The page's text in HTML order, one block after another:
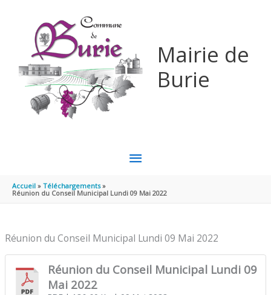
Mairie de
Burie
MENU
PRINCIPAL
Accueil
Téléchargements
Réunion du Conseil Municipal Lundi 09 Mai 2022
Réunion du Conseil Municipal Lundi 09 Mai 2022
Réunion du Conseil Municipal Lundi 09
Mai 2022